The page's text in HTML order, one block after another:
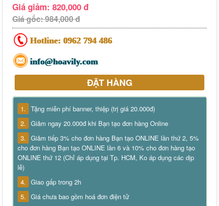
Giá giảm: 820,000 đ
Giá gốc: 984,000 đ
Hotline: 0962 794 486
info@hoavily.com
ĐẶT HÀNG
1. Tặng miễn phí banner, thiệp (trị giá 20.000đ)
2. Giảm ngay 20.000đ khi Bạn tạo đơn hàng Online
3. Giảm tiếp 3% cho đơn hàng Bạn tạo ONLINE lần thứ 2, 5%
cho đơn hàng Bạn tạo ONLINE lần 6 và 10% cho đơn hàng tạo
ONLINE thứ 12 (Chỉ áp dụng tại Tp. HCM, Ko áp dụng các dịp
lễ)
4. Giao gấp trong 2h
5. Giá chưa bao gồm hoá đơn điện tử